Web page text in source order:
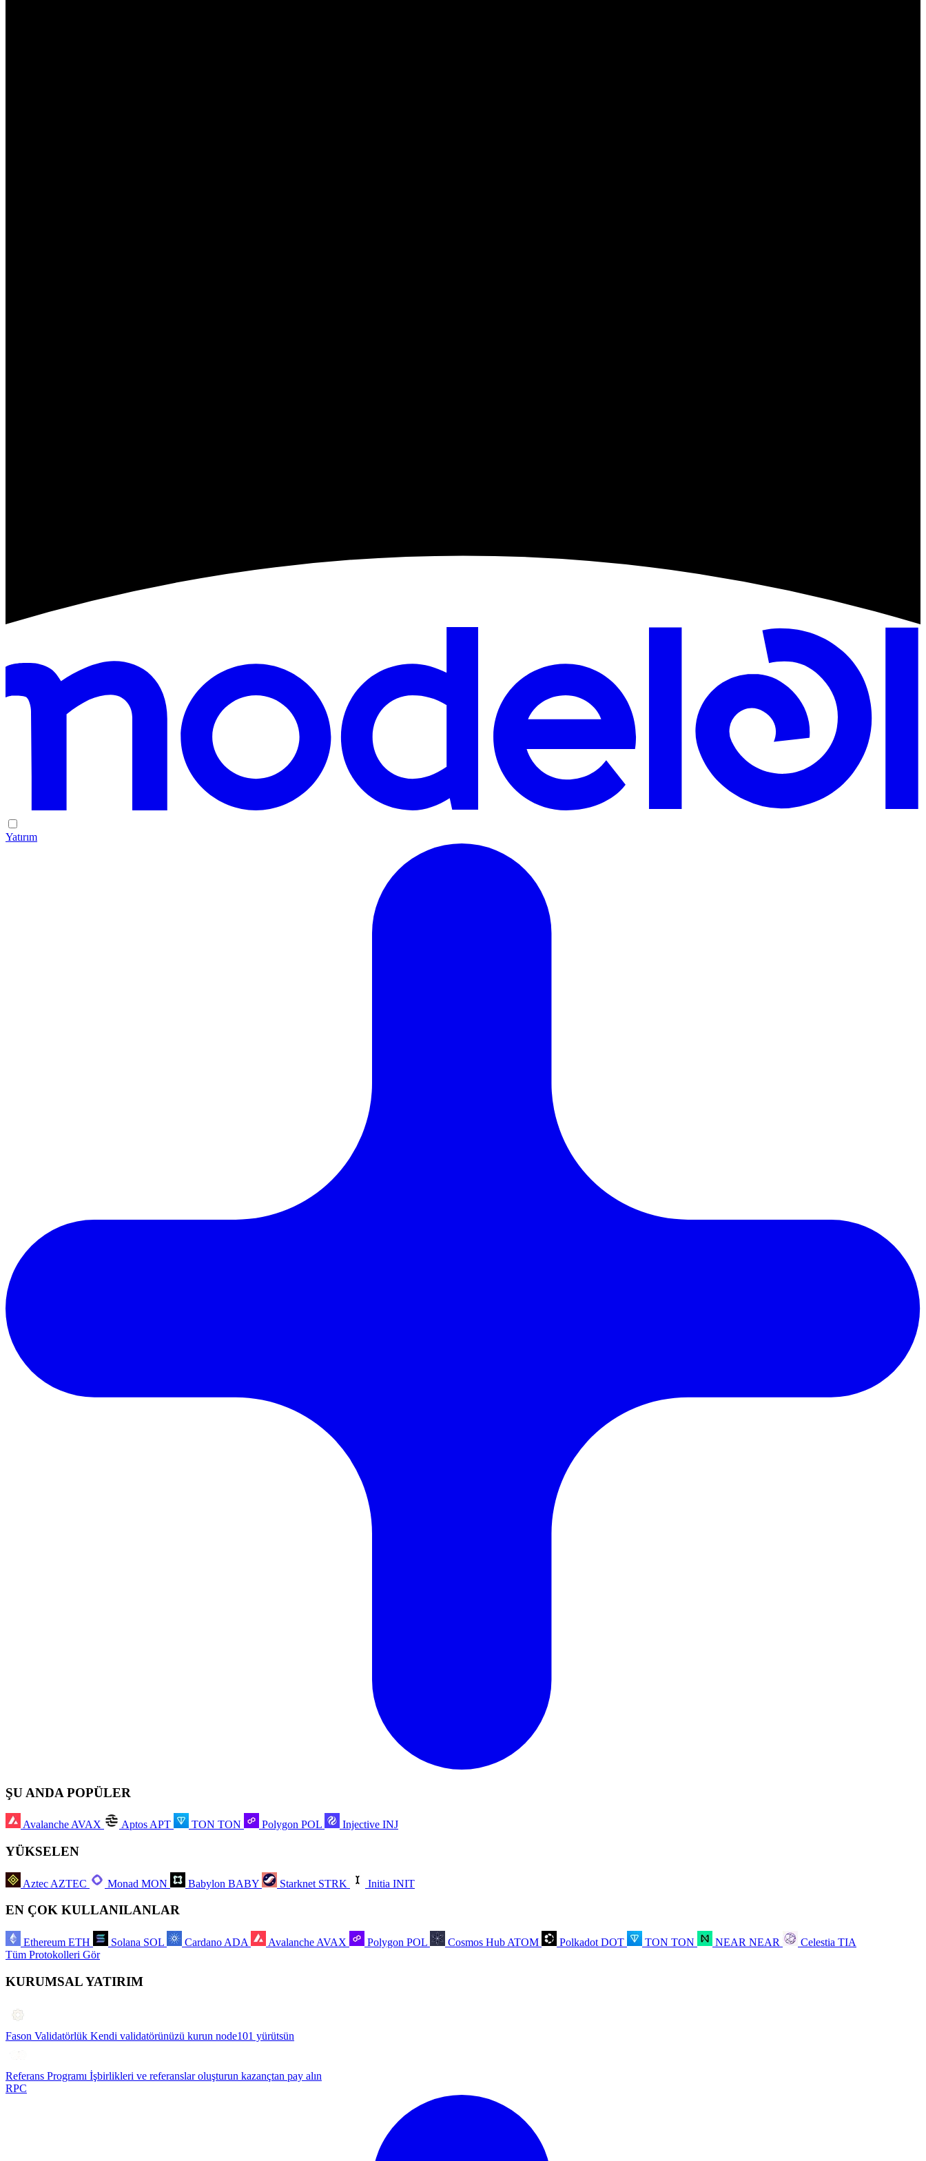
Yatırım
ŞU ANDA POPÜLER
Avalanche AVAX Aptos APT TON TON Polygon POL Injective INJ
YÜKSELEN
Aztec AZTEC Monad MON Babylon BABY Starknet STRK Initia INIT
EN ÇOK KULLANILANLAR
Ethereum ETH Solana SOL Cardano ADA Avalanche AVAX Polygon POL Cosmos Hub ATOM Polkadot DOT TON TON NEAR NEAR Celestia TIA
Tüm Protokolleri Gör
KURUMSAL YATIRIM
Fason Validatörlük Kendi validatörünüzü kurun node101 yürütsün
Referans Programı İşbirlikleri ve referanslar oluşturun kazançtan pay alın
RPC